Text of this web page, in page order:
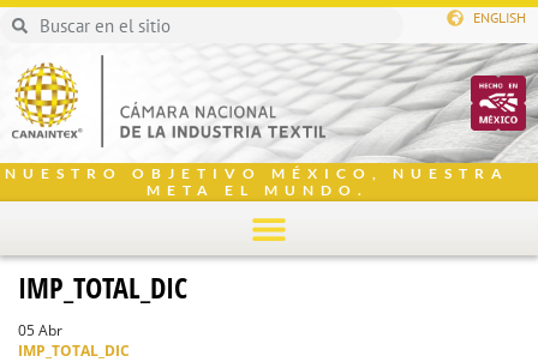
ENGLISH
NUESTRO OBJETIVO MÉXICO, NUESTRA
META EL MUNDO.
IMP_TOTAL_DIC
05 Abr
IMP_TOTAL_DIC